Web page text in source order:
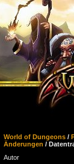
World of Dungeons /
Änderungen /
Autor